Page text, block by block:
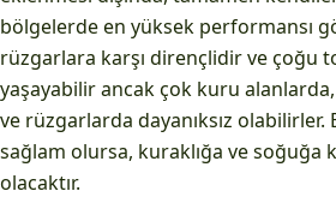
bölgelerde en yüksek performansı
rüzgarlara karşı dirençlidir ve çoğu
yaşayabilir ancak çok kuru
ve rüzgarlarda dayanıksız
sağlam olursa, kuraklığa ve soğuğa
olacaktır.